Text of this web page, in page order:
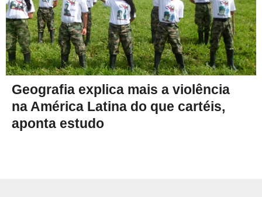
Geografia explica mais a violência
na América Latina do que cartéis,
aponta estudo